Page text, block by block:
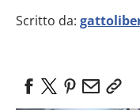
Scritto da: